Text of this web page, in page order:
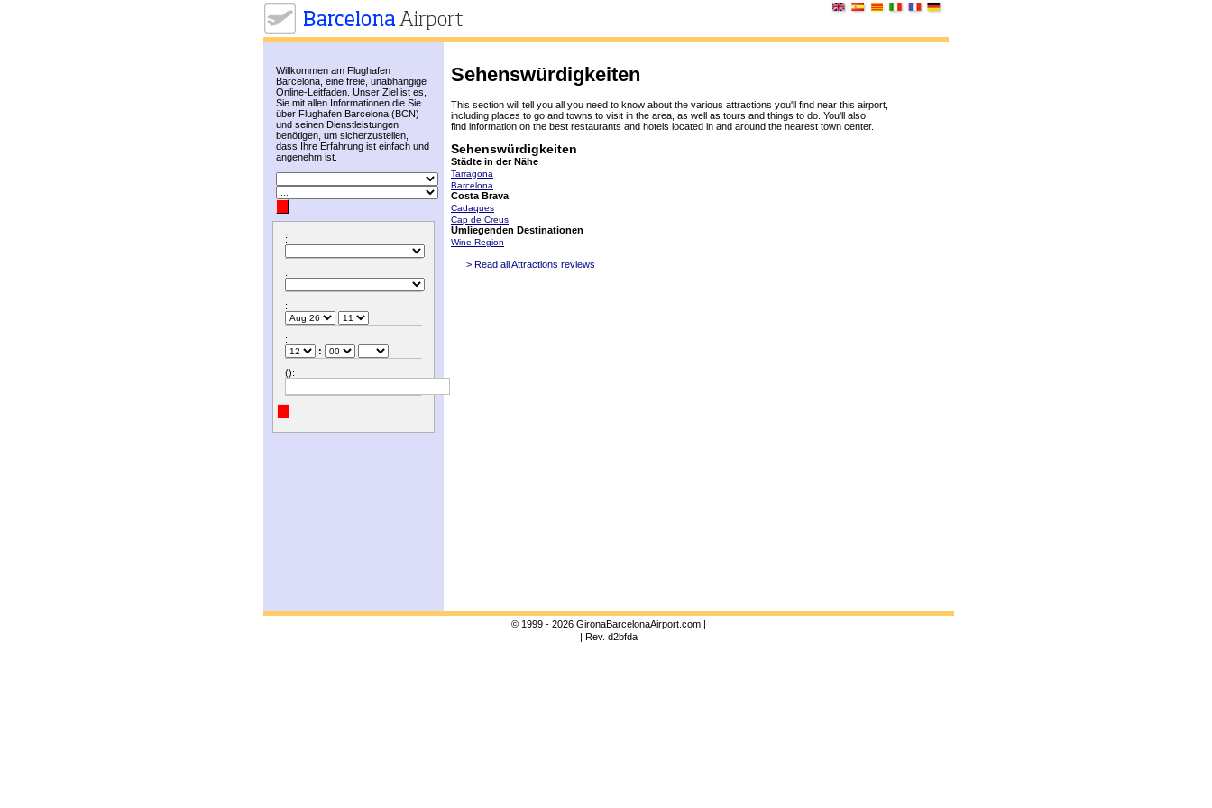
Willkommen am Flughafen
Barcelona, eine freie, unabhängige
Online-Leitfaden. Unser Ziel ist es,
Sie mit allen Informationen die Sie
über Flughafen Barcelona (BCN)
und seinen Dienstleistungen
benötigen, um sicherzustellen,
dass Ihre Erfahrung ist einfach und
angenehm ist.
:
:
:
:
:
():
Sehenswürdigkeiten
This section will tell you all you need to know about the various attractions you'll find near this airport,
including places to go and towns to visit in the area, as well as tours and things to do. You'll also
find information on the best restaurants and hotels located in and around the nearest town center.
Sehenswürdigkeiten
Städte in der Nähe
Tarragona
Barcelona
Costa Brava
Cadaques
Cap de Creus
Umliegenden Destinationen
Wine Region
> Read all Attractions reviews
© 1999 - 2026 GironaBarcelonaAirport.com |
| Rev. d2bfda